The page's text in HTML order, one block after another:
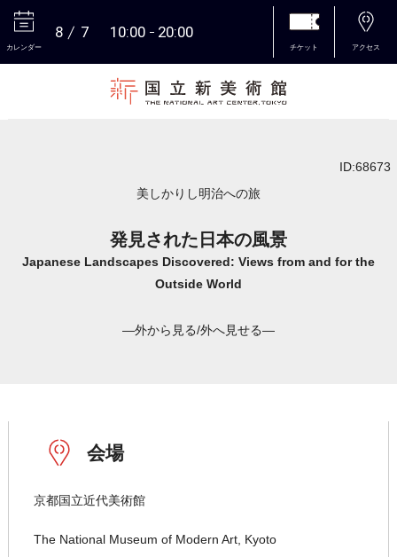
カレンダー
8 7 10:00 20:00
チケット アクセス
ID:68673
美しかりし明治への旅
発見された日本の風景
Japanese Landscapes Discovered: Views from and for the
Outside World
―外から見る/外へ見せる―
会場
京都国立近代美術館
The National Museum of Modern Art, Kyoto